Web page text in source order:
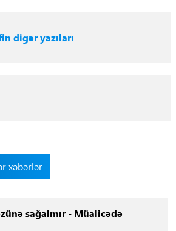
digər yazıları
xəbərlər
sağalmır - Müalicədə